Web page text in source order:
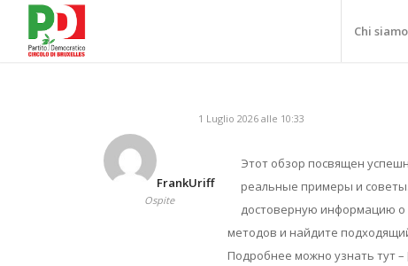
Chi siamo
1 Luglio 2026 alle 10:33
FrankUriff
Ospite
Этот обзор посвящен
реальные примеры и
достоверную информацию о
методов и найдите
Подробнее можно узнать тут